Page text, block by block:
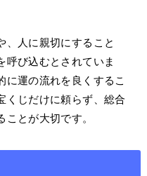
、人に親切にすること
呼び込むとされていま
に運の流れを良くするこ
くじだけに頼らず、総合
とが大切です。